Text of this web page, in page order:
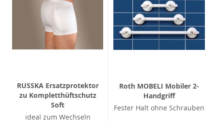
RUSSKA Ersatzprotektor
zu Kompletthüftschutz
Soft
ideal zum Wechseln
Roth MOBELI Mobiler 2-
Handgriff
Fester Halt ohne Schrauben